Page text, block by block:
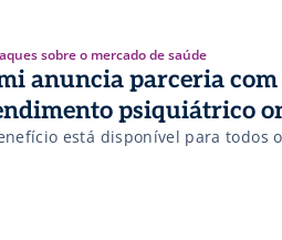
sobre o mercado de saúde
anuncia parceria
psiquiátrico
está disponível para todos